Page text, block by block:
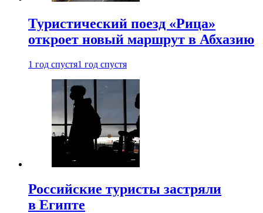
Туристический поезд «Рица»
откроет новый маршрут в Абхазию
1 год спустя1 год спустя
Российские туристы застряли
в Египте